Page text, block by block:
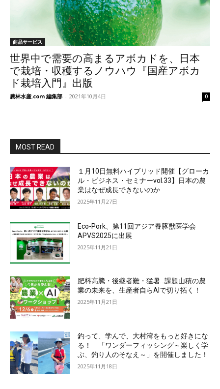
商品サービス
世界中で需要の高まるアボカドを、日本
で栽培・収穫するノウハウ『国産アボカ
ド栽培入門』出版
農林水産.com 編集部 - 2021年10月4日 0
MOST READ
１月10日無料ハイブリッド開催【グローカ
ル・ビジネス・セミナーvol.33】日本の農
業はなぜ成長できないのか
2025年11月27日
Eco-Pork、第11回アジア養豚獣医学会
APVS2025に出展
2025年11月21日
肥料高騰・後継者難・猛暑…課題山積の農
業の未来を、生産者自らAIで切り拓く！
2025年11月21日
釣って、学んで、大村湾をもっと好きにな
る！ 「ワンダーフィッシング～楽しく学
ぶ、釣り人のそなえ～」を開催しました！
2025年11月18日